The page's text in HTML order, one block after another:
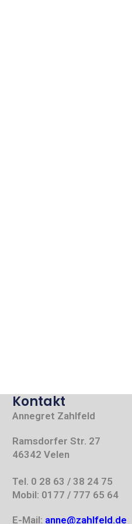
Kontakt
Annegret Zahlfeld
Ramsdorfer Str. 27
46342 Velen
Tel. 0 28 63 / 38 24 75
Mobil: 0177 / 777 65 64
E-Mail: anne@zahlfeld.de